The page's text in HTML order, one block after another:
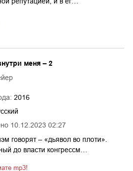
10.12.2023 02:27
меня – 2
2016
говорят – «дьявол во плоти».
до власти конгрессм…
mp3!